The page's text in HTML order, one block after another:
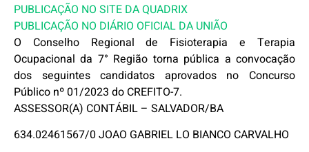
PUBLICAÇÃO NO SITE DA QUADRIX
PUBLICAÇÃO NO DIÁRIO OFICIAL DA UNIÃO
O Conselho Regional de Fisioterapia e Terapia
Ocupacional da 7° Região torna pública a convocação
dos seguintes candidatos aprovados no Concurso
Público nº 01/2023 do CREFITO-7.
ASSESSOR(A) CONTÁBIL – SALVADOR/BA
634.02461567/0 JOAO GABRIEL LO BIANCO CARVALHO